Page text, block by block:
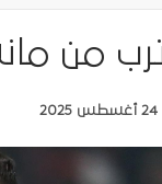
من
24 أغسطس 2025